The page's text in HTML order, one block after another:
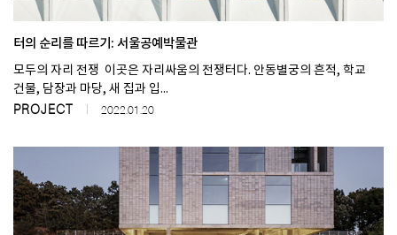
터의 순리를 따르기: 서울공예박물관
모두의 자리 전쟁 이곳은 자리싸움의 전쟁터다. 안동별궁의 흔적, 학교
건물, 담장과 마당, 새 집과 입...
PROJECT 2022.01.20